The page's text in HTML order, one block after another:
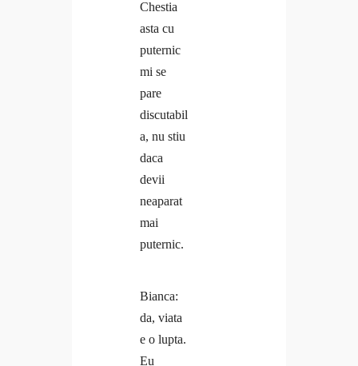
Chestia
asta cu
puternic
mi se
pare
discutabil
a, nu stiu
daca
devii
neaparat
mai
puternic.
Bianca:
da, viata
e o lupta.
Eu